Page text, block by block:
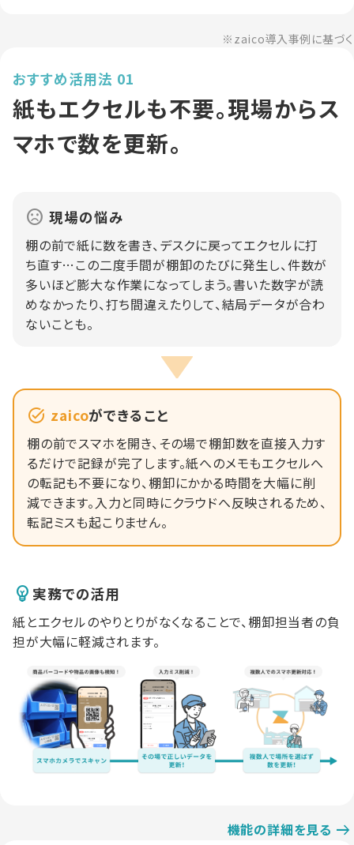
※zaico導入事例に基づく
おすすめ活用法 01
紙もエクセルも不要。現場からス
マホで数を更新。
現場の悩み
棚の前で紙に数を書き、デスクに戻ってエクセルに打
ち直す…この二度手間が棚卸のたびに発生し、件数が
多いほど膨大な作業になってしまう。書いた数字が読
めなかったり、打ち間違えたりして、結局データが合わ
ないことも。
zaicoができること
棚の前でスマホを開き、その場で棚卸数を直接入力す
るだけで記録が完了します。紙へのメモもエクセルへ
の転記も不要になり、棚卸にかかる時間を大幅に削
減できます。入力と同時にクラウドへ反映されるため、
転記ミスも起こりません。
実務での活用
紙とエクセルのやりとりがなくなることで、棚卸担当者の負
担が大幅に軽減されます。
機能の詳細を見る